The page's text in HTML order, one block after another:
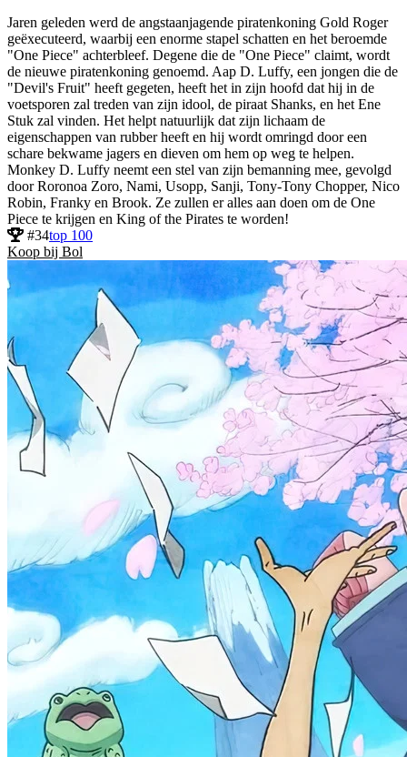
Jaren geleden werd de angstaanjagende piratenkoning Gold Roger
geëxecuteerd, waarbij een enorme stapel schatten en het beroemde
"One Piece" achterbleef. Degene die de "One Piece" claimt, wordt
de nieuwe piratenkoning genoemd. Aap D. Luffy, een jongen die de
"Devil's Fruit" heeft gegeten, heeft het in zijn hoofd dat hij in de
voetsporen zal treden van zijn idool, de piraat Shanks, en het Ene
Stuk zal vinden. Het helpt natuurlijk dat zijn lichaam de
eigenschappen van rubber heeft en hij wordt omringd door een
schare bekwame jagers en dieven om hem op weg te helpen.
Monkey D. Luffy neemt een stel van zijn bemanning mee, gevolgd
door Roronoa Zoro, Nami, Usopp, Sanji, Tony-Tony Chopper, Nico
Robin, Franky en Brook. Ze zullen er alles aan doen om de One
Piece te krijgen en King of the Pirates te worden!
#34top 100
Koop bij Bol